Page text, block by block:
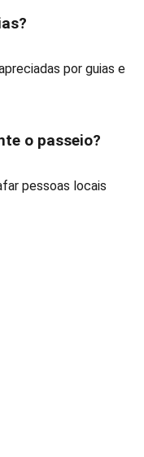
por guias e
o passeio?
pessoas locais